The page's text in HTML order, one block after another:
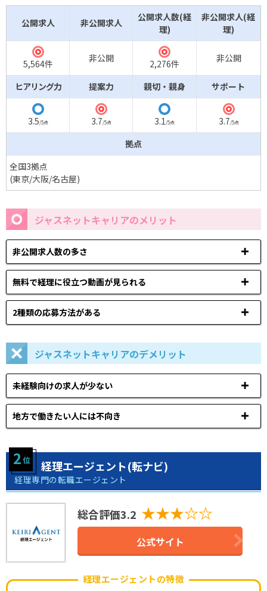
公開求人 非公開求人
公開求人数(経
理)
非公開求人(経
理)
5,564件
非公開
2,276件
非公開
ヒアリング力 提案力 親切・親身 サポート
3.5/5点
3.7/5点
3.1 /5点
3.7/5点
拠点
全国3拠点
(東京/大阪/名古屋)
ジャスネットキャリアのメリット
非公開求人数の多さ
無料で経理に役立つ動画が見られる
2種類の応募方法がある
ジャスネットキャリアのデメリット
未経験向けの求人が少ない
地方で働きたい人には不向き
経理エージェント(転ナビ)
経理専門の転職エージェント
総合評価3.2 ★★★☆☆
公式サイト
経理エージェントの特徴